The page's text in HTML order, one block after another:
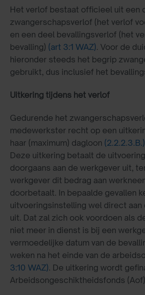
Het verlof bestaat officieel uit een
zwangerschapsverlof (het verlof
en een deel bevallingsverlof (het
bevalling) (art 3:1 WAZ). Voor de
hieronder steeds het begrip
gebruikt, dus inclusief het
Uitkering tijdens het verlof
Gedurende het
medewerkster recht op een
haar (maximum) dagloon (2.2.2.3.B.)
Deze uitkering betaalt de
doorgaans aan de werkgever uit,
werkgever dit bedrag aan
doorbetaalt. In bepaalde gevallen
uitvoeringsinstelling wel direct
uit. Dat zal zich ook voordoen als
niet meer in dienst is bij een
vermoedelijke datum van de
weken na het einde van de
3:10 WAZ). De uitkering wordt
Arbeidsongeschiktheidsfonds